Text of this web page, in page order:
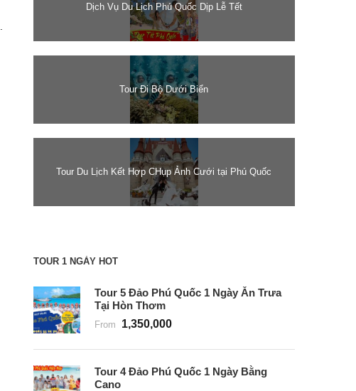
Dịch Vụ Du Lịch Phú Quốc Dịp Lễ Tết
Tour Đi Bộ Dưới Biển
Tour Du Lịch Kết Hợp CHụp Ảnh Cưới tại Phú Quốc
TOUR 1 NGÀY HOT
Tour 5 Đảo Phú Quốc 1 Ngày Ăn Trưa
Tại Hòn Thơm
From 1,350,000
Tour 4 Đảo Phú Quốc 1 Ngày Bằng
Cano